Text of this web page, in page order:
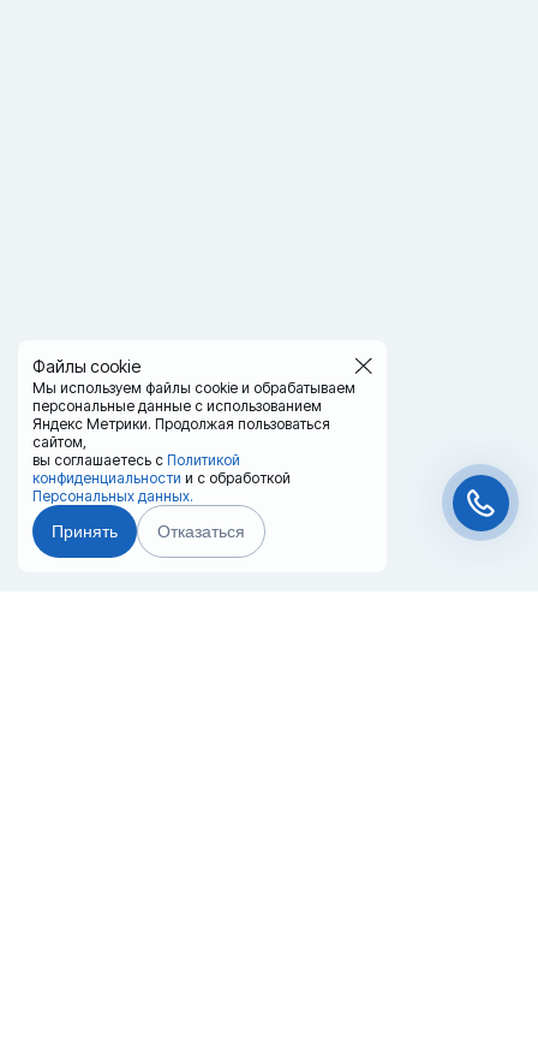
Файлы cookie
Мы используем файлы cookie и обрабатываем
персональные данные с использованием
Яндекс Метрики. Продолжая пользоваться
сайтом,
вы соглашаетесь с Политикой
конфиденциальности и с обработкой
Персональных данных.
Принять Отказаться